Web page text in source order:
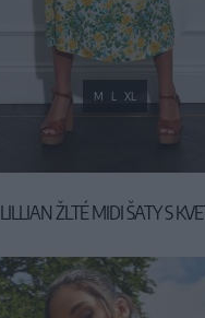
M L XL
LILLIAN ŽLTÉ MIDI ŠATY S
39,90 €